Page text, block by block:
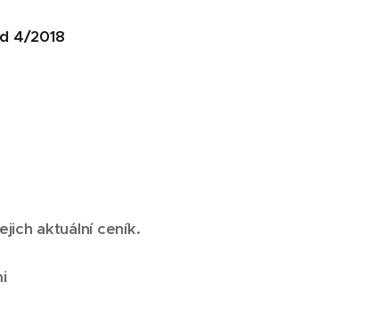
4/2018
aktuální ceník.